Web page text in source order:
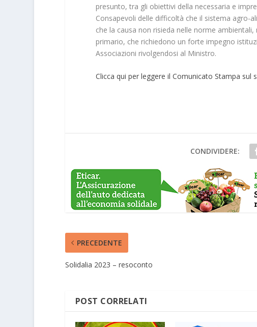
presunto, tra gli obiettivi della necessaria e
Consapevoli delle difficoltà che il sistema
che la causa non risieda nelle norme
primario, che richiedono un forte impegno
Associazioni rivolgendosi al Ministro.
Clicca qui per leggere il Comunicato Stampa sul
CONDIVIDERE:
PRECEDENTE
Solidalia 2023 – resoconto
POST CORRELATI